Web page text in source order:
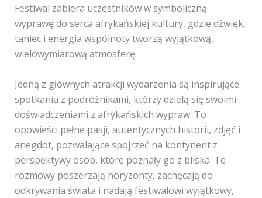
Festiwal zabiera uczestników w symboliczną
wyprawę do serca afrykańskiej kultury, gdzie dźwięk,
taniec i energia wspólnoty tworzą wyjątkową,
wielowymiarową atmosferę.
Jedną z głównych atrakcji wydarzenia są inspirujące
spotkania z podróżnikami, którzy dzielą się swoimi
doświadczeniami z afrykańskich wypraw. To
opowieści pełne pasji, autentycznych historii, zdjęć i
anegdot, pozwalające spojrzeć na kontynent z
perspektywy osób, które poznały go z bliska. Te
rozmowy poszerzają horyzonty, zachęcają do
odkrywania świata i nadają festiwalowi wyjątkowy,